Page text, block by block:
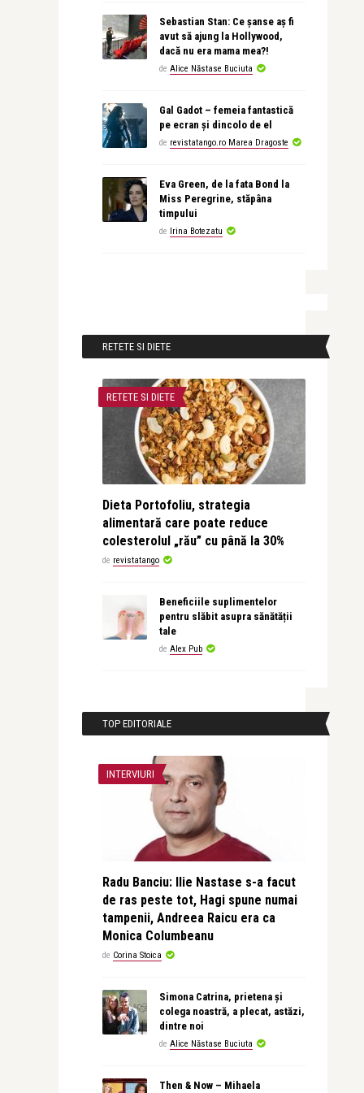
Sebastian Stan: Ce șanse aș fi
avut să ajung la Hollywood,
dacă nu era mama mea?!
de Alice Năstase Buciuta
Gal Gadot – femeia fantastică
pe ecran și dincolo de el
de revistatango.ro Marea Dragoste
Eva Green, de la fata Bond la
Miss Peregrine, stăpâna
timpului
de Irina Botezatu
RETETE SI DIETE
RETETE SI DIETE
Dieta Portofoliu, strategia
alimentară care poate reduce
colesterolul „rău” cu până la 30%
de revistatango
Beneficiile suplimentelor
pentru slăbit asupra sănătății
tale
de Alex Pub
TOP EDITORIALE
INTERVIURI
Radu Banciu: Ilie Nastase s-a facut
de ras peste tot, Hagi spune numai
tampenii, Andreea Raicu era ca
Monica Columbeanu
de Corina Stoica
Simona Catrina, prietena și
colega noastră, a plecat, astăzi,
dintre noi
de Alice Năstase Buciuta
Then & Now – Mihaela